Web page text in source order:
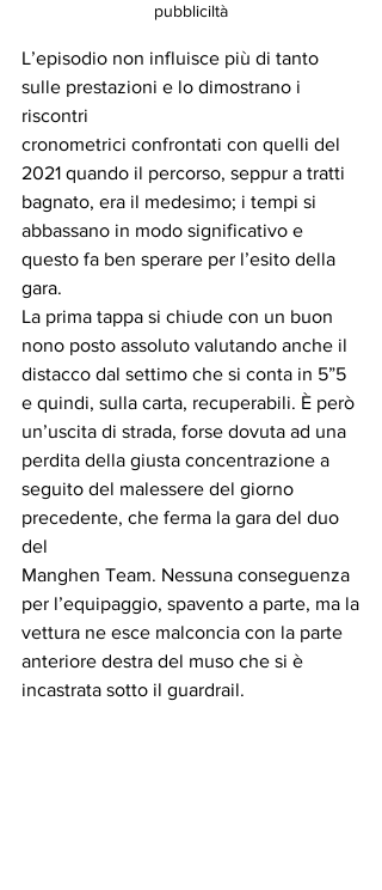
pubbliciltà
L’episodio non influisce più di tanto
sulle prestazioni e lo dimostrano i
riscontri
cronometrici confrontati con quelli del
2021 quando il percorso, seppur a tratti
bagnato, era il medesimo; i tempi si
abbassano in modo significativo e
questo fa ben sperare per l’esito della
gara.
La prima tappa si chiude con un buon
nono posto assoluto valutando anche il
distacco dal settimo che si conta in 5”5
e quindi, sulla carta, recuperabili. È però
un’uscita di strada, forse dovuta ad una
perdita della giusta concentrazione a
seguito del malessere del giorno
precedente, che ferma la gara del duo
del
Manghen Team. Nessuna conseguenza
per l’equipaggio, spavento a parte, ma la
vettura ne esce malconcia con la parte
anteriore destra del muso che si è
incastrata sotto il guardrail.